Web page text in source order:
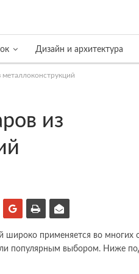
Дизайн и архитектура
металлоконструкций
из
широко применяется во многих
популярным выбором. Ниже